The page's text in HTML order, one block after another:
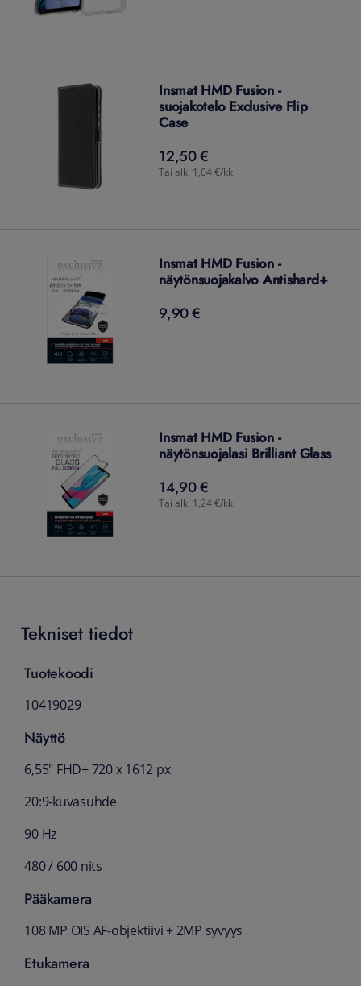
Insmat HMD Fusion -
suojakotelo Exclusive Flip
Case
12,50 €
12,50€
Tai alk. 1,04 €/kk
Insmat HMD Fusion -
näytönsuojakalvo Antishard+
9,90 €
9,90€
Insmat HMD Fusion -
näytönsuojalasi Brilliant Glass
14,90 €
14,90€
Tai alk. 1,24 €/kk
Tekniset tiedot
Tuotekoodi
10419029
Näyttö
6,55" FHD+ 720 x 1612 px
20:9-kuvasuhde
90 Hz
480 / 600 nits
Pääkamera
108 MP OIS AF-objektiivi + 2MP syvyys
Etukamera